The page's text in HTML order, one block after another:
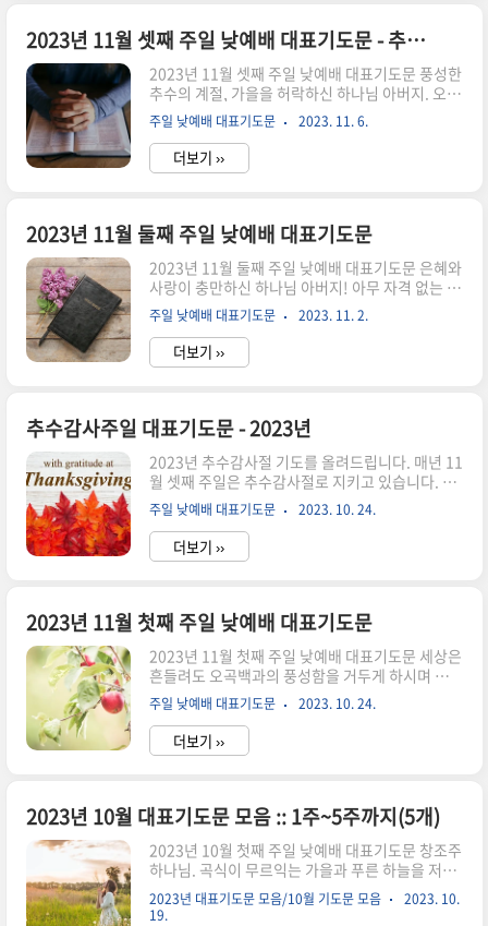
나 농사꾼이든, 농사를 짓지 않는 도시 사람이든,
인간의 모든 삶은 심고 가꾸고 거두는 농사의 원리
를 따라 이루어집니다. 예를 들면, 자식을 키우고
뒷바라지 하는 것을 두고 우리는 자식농사라고 합
니다. 이처럼 우리는 농부가 아침부터 저녁까지 부
지런히 씨를 뿌리고 가꾸듯, 각자 주어진 삶의 자리
에서 열심히 살아가고 있..
2023년 11월 셋째 주일 낮예배 대표기도문 - 추수감사절
2023년 11월 셋째 주일 낮예배 대표기도문 풍성한
추수의 계절, 가을을 허락하신 하나님 아버지. 오늘
도 우리들에게 거룩한 주일을 허락하시고 주님께
예배드릴 수 있는 특권을 누리며, 은혜의 자리에 있
게 하심을 감사드립니다. 이 시간 드려지는 예배가
오직 하나님이 기뻐하시는 거룩한 산제사가 되게
죄로 인해 죽을 수밖에 없는 저희들을 긍휼히 여기
시고, 한량없는 은혜를 베푸사 예수 그리스도를 이
땅에 보내주시고, 그분의 보혈의 피와 부활하심을
인하여 우리들에게 죄사함과 구원, 그리고 천국을
허락해주심에 감사드립니다. 예수 그리스도를 구
주로 섬기는 우리들 모두가 이러한 하나님의 은혜
에 항상 감사하게 하시고, 그 기..
주일 낮예배 대표기도문 2023. 11. 6.
더보기 ››
2023년 11월 둘째 주일 낮예배 대표기도문
2023년 11월 둘째 주일 낮예배 대표기도문 은혜와
사랑이 충만하신 하나님 아버지! 아무 자격 없는 우
리를 하나님을 사랑하는 자로 택하시고, 예수 그리
스도의 생명과 영광의 소망 바라보며 살게 하신 아
버지 하나님께 감사와 찬송을 드립니다. 하나님을
찬양하고 경배하는 자리에 부름받아 영과 진리로
참 평안을 누리는 복된 예배 되게 하여 주시옵소서.
긍휼하신 하나님 아버지. 나는 죽고 내 안에 주님만
이 살기를 원하지만, 여전히 세상 바라보며 나의 유
익을 쫓는 우리의 어리석음을 주님, 용서하여 주시
옵소서. 세상의 도전 앞에 한없이 무기력했던 우리
연약한 믿음이 순종과 행함이 있는 믿음으로 변화
되게 하시고, 나의 ..
주일 낮예배 대표기도문 2023. 11. 2.
더보기 ››
추수감사주일 대표기도문 - 2023년
2023년 추수감사절 기도를 올려드립니다. 매년 11
월 셋째 주일은 추수감사절로 지키고 있습니다. 올
해는 11월 20일입니다. 한 해 동안 주신 축복을 기
억하며 감사로 나아가는 날입니다. 추수감사절 기
도문을 통해 하나님께 감사로 나아가는 성도님들이
되시기를 축복합니다. 추수감사주일 대표기도문
일을 구별하여 거룩히 지키게 하신 하나님 은혜에
감사를 드립니다. 지금까지 지내온 것 주님의 은혜
라고 찬송하는 저희가 되게 하시며, 부어주신 은혜
를 기억하며 감사의 고백으로 나아가는 예배 시간
이 되게 하여 주시옵소서. 이 시간 진실하게 하나님
앞에 엎드릴 때에 하늘의 문을 열어주시고, 우리의
예배를 기쁘게 받아주시옵소서...
주일 낮예배 대표기도문 2023. 10. 24.
더보기 ››
2023년 11월 첫째 주일 낮예배 대표기도문
2023년 11월 첫째 주일 낮예배 대표기도문 세상은
흔들려도 오곡백과의 풍성함을 거두게 하시며 아름
다운 단풍으로 아픈 마음을 위로하시는 하나님. 거
룩한 주일 예배의 자리로 인도해 주시고 주님의 임
재를 경험하는 복된 예배의 자리로 초대해 주시니
감사합니다. 풀은 마르고 꽃은 떨어지는 세상 속에
백합니다. 주님의 긍휼하심으로 용서해 주시옵소
서. 죄로 죽었던 우리를 살리시기 위해 십자가의 고
난을 당하사 죽기까지 순종하셨으나, 저희들은 주
님의 사랑과 은혜에 감사하지 못하고 배은망덕할
때가 많았음을 회개합니다. 이 시간 은혜의 보좌 앞
으로 더 가까이 나아가는 저희가 되게 하여 주시옵
주일 낮예배 대표기도문 2023. 10. 24.
더보기 ››
2023년 10월 대표기도문 모음 :: 1주~5주까지(5개)
2023년 10월 첫째 주일 낮예배 대표기도문 창조주
하나님. 곡식이 무르익는 가을과 푸른 하늘을 저희
에게 허락하심에 감사드립니다. 올 한 해 밖으로는
전쟁과 전염병, 기후위기, 나라 안으로는 폭염, 폭
2023년 대표기도문 모음/10월 기도문 모음
2023. 10.
19.